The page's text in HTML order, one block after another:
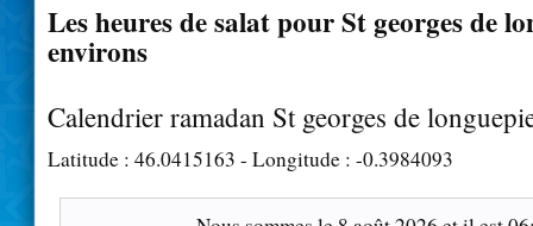
Les heures de salat pour St georges de
environs
Calendrier ramadan St georges de
Latitude : 46.0415163 - Longitude : -0.3984093